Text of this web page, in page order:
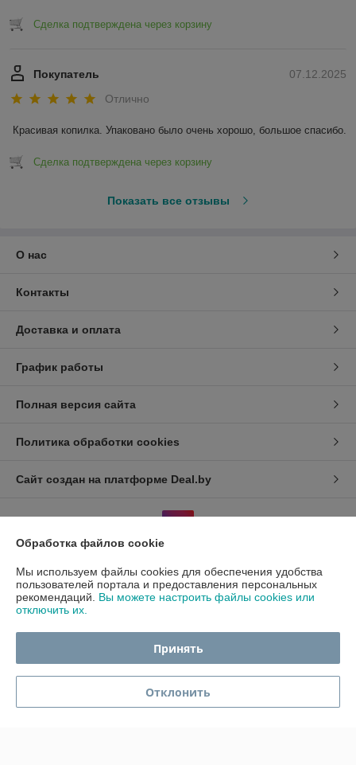
Сделка подтверждена через корзину
07.12.2025
Покупатель
Отлично
Красивая копилка. Упаковано было очень хорошо, большое спасибо.
Сделка подтверждена через корзину
Показать все отзывы
О нас
Контакты
Доставка и оплата
График работы
Полная версия сайта
Политика обработки cookies
Сайт создан на платформе Deal.by
Информация для покупателя
Индивидуальный предприниматель:
Пушкина 22а/5
Регистрационный номер ЕГР: 490689198
Регистрационный орган: Администрация центрального района
Обработка файлов cookie
Мы используем файлы cookies для обеспечения удобства
пользователей портала и предоставления персональных
рекомендаций. Вы можете настроить файлы cookies или
отключить их.
Принять
Отклонить